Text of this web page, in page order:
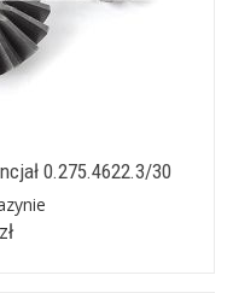
0.275.4622.3/30